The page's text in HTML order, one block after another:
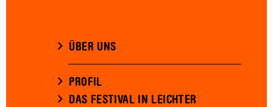
ÜBER UNS
PROFIL
DAS FESTIVAL IN LEICHTER